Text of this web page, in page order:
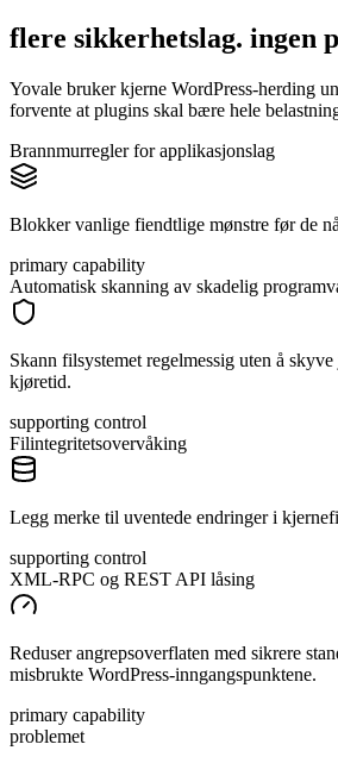
flere sikkerhetslag. ingen
Yovale bruker kjerne WordPress-herding
forvente at plugins skal bære hele
Brannmurregler for applikasjonslag
Blokker vanlige fiendtlige mønstre før de
primary capability
Automatisk skanning av skadelig
Skann filsystemet regelmessig uten å
kjøretid.
supporting control
Filintegritetsovervåking
Legg merke til uventede endringer i
supporting control
XML-RPC og REST API låsing
Reduser angrepsoverflaten med sikrere
misbrukte WordPress-inngangspunktene.
primary capability
problemet